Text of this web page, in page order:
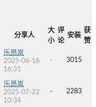
分享人
大
小
评
论
安装
获
赞
乐昂岚
2025-06-16
16:31
3015
乐昂岚
2025-07-22
10:34
2283